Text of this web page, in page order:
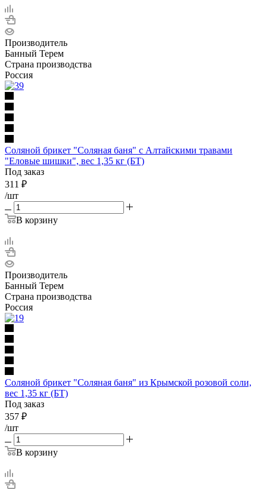
Производитель
Банный Терем
Страна производства
Россия
Соляной брикет "Соляная баня" с Алтайскими травами
"Еловые шишки", вес 1,35 кг (БТ)
Под заказ
311 ₽
/шт
В корзину
Производитель
Банный Терем
Страна производства
Россия
Соляной брикет "Соляная баня" из Крымской розовой соли,
вес 1,35 кг (БТ)
Под заказ
357 ₽
/шт
В корзину